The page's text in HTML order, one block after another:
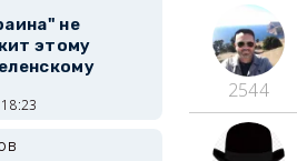
2544
не
этому